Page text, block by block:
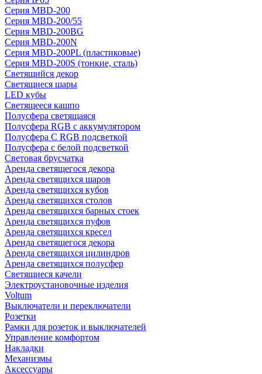
Серия MBD-200
Серия MBD-200/55
Серия MBD-200BG
Серия MBD-200N
Серия MBD-200PL (пластиковые)
Серия MBD-200S (тонкие, сталь)
Светящийся декор
Светящиеся шары
LED кубы
Светящееся кашпо
Полусфера светящаяся
Полусфера RGB с аккумулятором
Полусфера С RGB подсветкой
Полусфера с белой подсветкой
Световая брусчатка
Аренда светящегося декора
Аренда светящихся шаров
Аренда светящихся кубов
Аренда светящихся столов
Аренда светящихся барных стоек
Аренда светящихся пуфов
Аренда светящихся кресел
Аренда светящегося декора
Аренда светящихся цилиндров
Аренда светящихся полусфер
Светящиеся качели
Электроустановочные изделия
Voltum
Выключатели и переключатели
Розетки
Рамки для розеток и выключателей
Управление комфортом
Накладки
Механизмы
Аксессуары